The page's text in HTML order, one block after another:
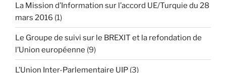
La Mission d’Information sur l’accord UE/Turquie du 28
mars 2016 (1)
Le Groupe de suivi sur le BREXIT et la refondation de
l’Union européenne (9)
L’Union Inter-Parlementaire UIP (3)